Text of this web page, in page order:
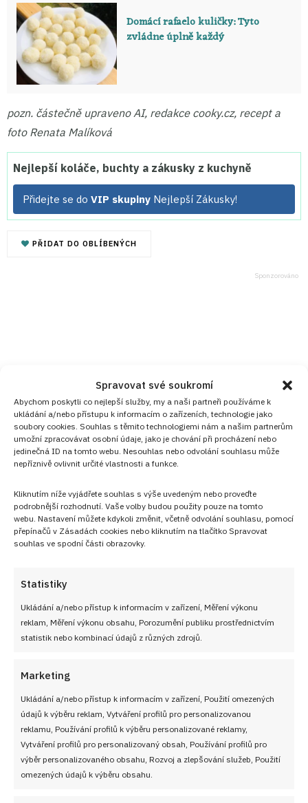
Spravovat své soukromí
Abychom poskytli co nejlepší služby, my a naši partneři používáme k
ukládání a/nebo přístupu k informacím o zařízeních, technologie jako
soubory cookies. Souhlas s těmito technologiemi nám a našim partnerům
umožní zpracovávat osobní údaje, jako je chování při procházení nebo
jedinečná ID na tomto webu. Nesouhlas nebo odvolání souhlasu může
nepříznivě ovlivnit určité vlastnosti a funkce.
Kliknutím níže vyjádřete souhlas s výše uvedeným nebo proveďte
podrobnější rozhodnutí. Vaše volby budou použity pouze na tomto
webu. Nastavení můžete kdykoli změnit, včetně odvolání souhlasu, pomocí
přepínačů v Zásadách cookies nebo kliknutím na tlačítko Spravovat
souhlas ve spodní části obrazovky.
Statistiky
Ukládání a/nebo přístup k informacím v zařízení, Měření výkonu
reklam, Měření výkonu obsahu, Porozumění publiku prostřednictvím
statistik nebo kombinací údajů z různých zdrojů.
Marketing
Ukládání a/nebo přístup k informacím v zařízení, Použití omezených
údajů k výběru reklam, Vytváření profilů pro personalizovanou
reklamu, Používání profilů k výběru personalizované reklamy,
Vytváření profilů pro personalizovaný obsah, Používání profilů pro
výběr personalizovaného obsahu, Rozvoj a zlepšování služeb, Použití
omezených údajů k výběru obsahu.
Domácí rafaelo kuličky: Tyto
zvládne úplně každý
pozn. částečně upraveno AI, redakce cooky.cz, recept a
foto Renata Malíková
Nejlepší koláče, buchty a zákusky z kuchyně
Přidejte se do VIP skupiny Nejlepší Zákusky!
PŘIDAT DO OBLÍBENÝCH